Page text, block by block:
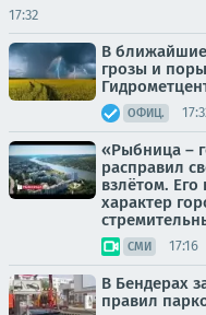
17:32
В
грозы и
ОФИЦ.
«Рыбница –
расправил
взлётом.
характер
СМИ 17:16
В Бендерах
правил